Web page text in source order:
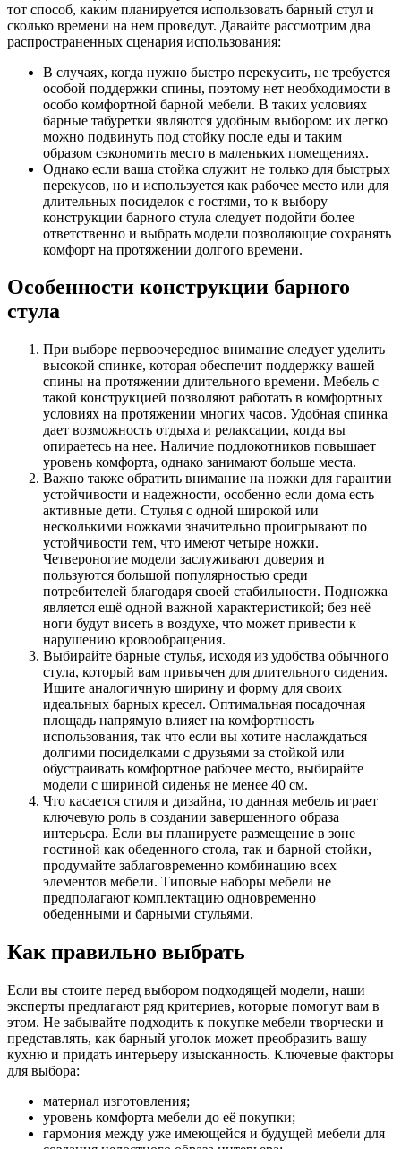
тот способ, каким планируется использовать барный стул и
сколько времени на нем проведут. Давайте рассмотрим два
распространенных сценария использования:
В случаях, когда нужно быстро перекусить, не требуется
особой поддержки спины, поэтому нет необходимости в
особо комфортной барной мебели. В таких условиях
барные табуретки являются удобным выбором: их легко
можно подвинуть под стойку после еды и таким
образом сэкономить место в маленьких помещениях.
Однако если ваша стойка служит не только для быстрых
перекусов, но и используется как рабочее место или для
длительных посиделок с гостями, то к выбору
конструкции барного стула следует подойти более
ответственно и выбрать модели позволяющие сохранять
комфорт на протяжении долгого времени.
Особенности конструкции барного
стула
При выборе первоочередное внимание следует уделить
высокой спинке, которая обеспечит поддержку вашей
спины на протяжении длительного времени. Мебель с
такой конструкцией позволяют работать в комфортных
условиях на протяжении многих часов. Удобная спинка
дает возможность отдыха и релаксации, когда вы
опираетесь на нее. Наличие подлокотников повышает
уровень комфорта, однако занимают больше места.
Важно также обратить внимание на ножки для гарантии
устойчивости и надежности, особенно если дома есть
активные дети. Стулья с одной широкой или
несколькими ножками значительно проигрывают по
устойчивости тем, что имеют четыре ножки.
Четвероногие модели заслуживают доверия и
пользуются большой популярностью среди
потребителей благодаря своей стабильности. Подножка
является ещё одной важной характеристикой; без неё
ноги будут висеть в воздухе, что может привести к
нарушению кровообращения.
Выбирайте барные стулья, исходя из удобства обычного
стула, который вам привычен для длительного сидения.
Ищите аналогичную ширину и форму для своих
идеальных барных кресел. Оптимальная посадочная
площадь напрямую влияет на комфортность
использования, так что если вы хотите наслаждаться
долгими посиделками с друзьями за стойкой или
обустраивать комфортное рабочее место, выбирайте
модели с шириной сиденья не менее 40 см.
Что касается стиля и дизайна, то данная мебель играет
ключевую роль в создании завершенного образа
интерьера. Если вы планируете размещение в зоне
гостиной как обеденного стола, так и барной стойки,
продумайте заблаговременно комбинацию всех
элементов мебели. Типовые наборы мебели не
предполагают комплектацию одновременно
обеденными и барными стульями.
Как правильно выбрать
Если вы стоите перед выбором подходящей модели, наши
эксперты предлагают ряд критериев, которые помогут вам в
этом. Не забывайте подходить к покупке мебели творчески и
представлять, как барный уголок может преобразить вашу
кухню и придать интерьеру изысканность. Ключевые факторы
для выбора:
материал изготовления;
уровень комфорта мебели до её покупки;
гармония между уже имеющейся и будущей мебели для